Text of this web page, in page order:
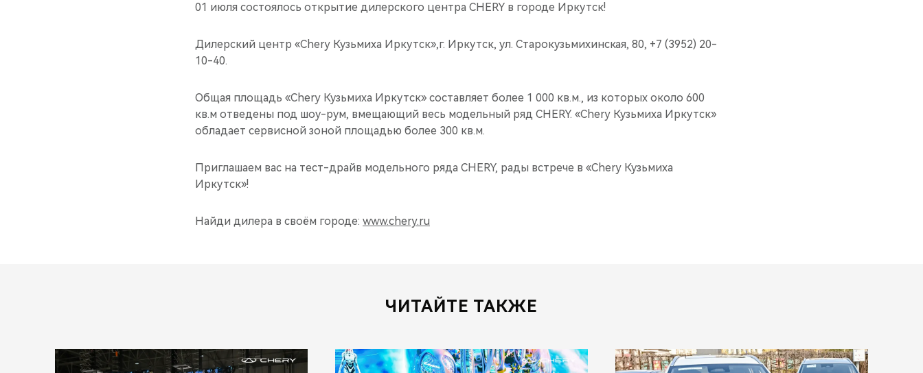
01 июля состоялось открытие дилерского центра CHERY в городе Иркутск!
Дилерский центр «Chery Кузьмиха Иркутск»,г. Иркутск, ул. Старокузьмихинская, 80, +7 (3952) 20-
10-40.
Общая площадь «Chery Кузьмиха Иркутск» составляет более 1 000 кв.м., из которых около 600
кв.м отведены под шоу-рум, вмещающий весь модельный ряд CHERY. «Chery Кузьмиха Иркутск»
обладает сервисной зоной площадью более 300 кв.м.
Приглашаем вас на тест-драйв модельного ряда CHERY, рады встрече в «Chery Кузьмиха
Иркутск»!
Найди дилера в своём городе: www.chery.ru
ЧИТАЙТЕ ТАКЖЕ